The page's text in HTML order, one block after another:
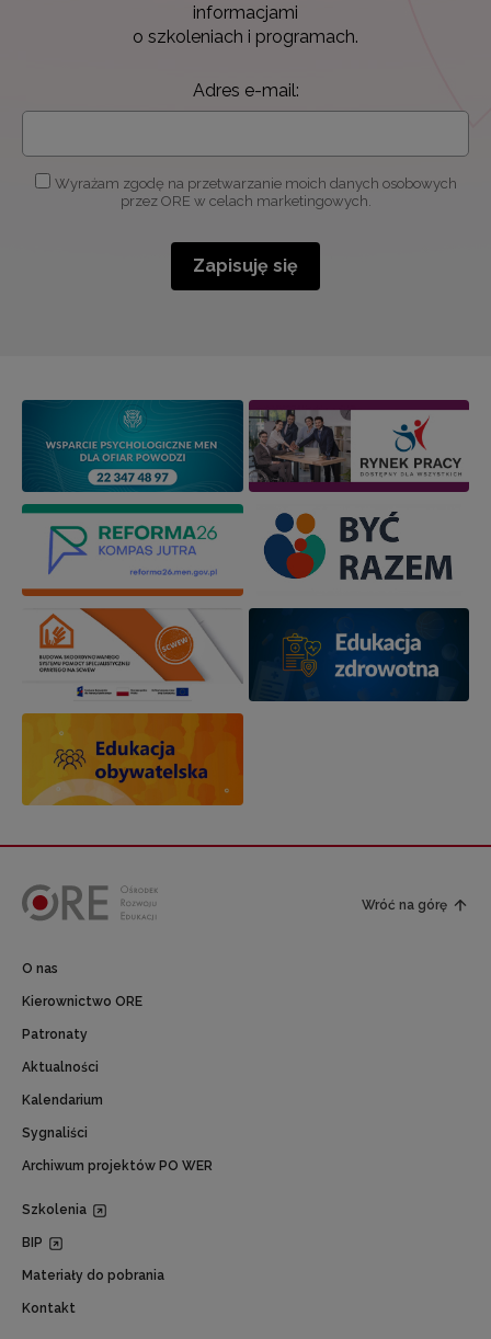
informacjami
o szkoleniach i programach.
Adres e-mail:
Wyrażam zgodę na przetwarzanie moich danych osobowych
przez ORE w celach marketingowych.
Zapisuję się
Wróć na górę
O nas
Kierownictwo ORE
Patronaty
Aktualności
Kalendarium
Sygnaliści
Archiwum projektów PO WER
Szkolenia
BIP
Materiały do pobrania
Kontakt